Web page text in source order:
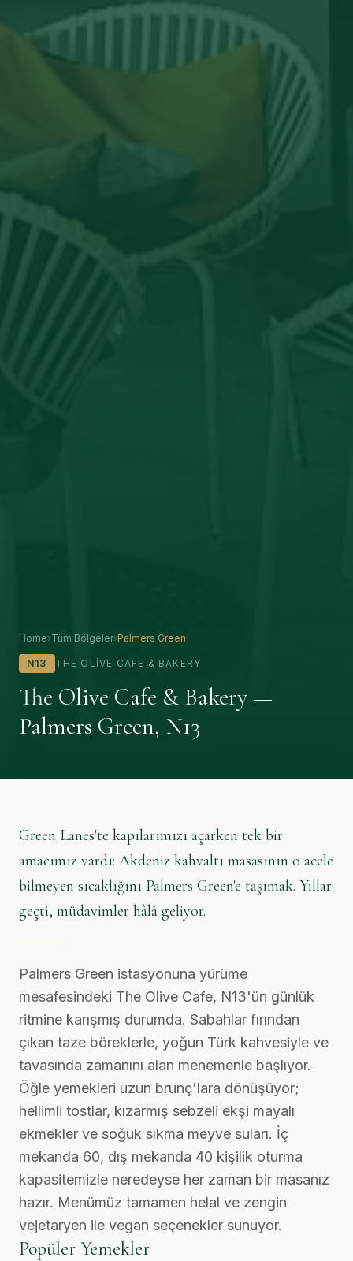
Home›Tüm Bölgeler›Palmers Green
N13 THE OLIVE CAFE & BAKERY
The Olive Cafe & Bakery —
Palmers Green, N13
About The Olive Cafe in Palmers Green
Green Lanes'te kapılarımızı açarken tek bir
amacımız vardı: Akdeniz kahvaltı masasının o acele
bilmeyen sıcaklığını Palmers Green'e taşımak. Yıllar
geçti, müdavimler hâlâ geliyor.
Palmers Green istasyonuna yürüme
mesafesindeki The Olive Cafe, N13'ün günlük
ritmine karışmış durumda. Sabahlar fırından
çıkan taze böreklerle, yoğun Türk kahvesiyle ve
tavasında zamanını alan menemenle başlıyor.
Öğle yemekleri uzun brunç'lara dönüşüyor;
hellimli tostlar, kızarmış sebzeli ekşi mayalı
ekmekler ve soğuk sıkma meyve suları. İç
mekanda 60, dış mekanda 40 kişilik oturma
kapasitemizle neredeyse her zaman bir masanız
hazır. Menümüz tamamen helal ve zengin
vejetaryen ile vegan seçenekler sunuyor.
Popüler Yemekler